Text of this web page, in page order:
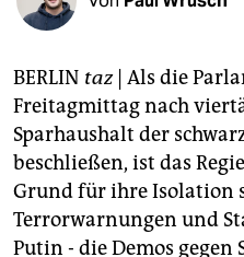
unterstützen
genossenschaft
epaper login
BERLIN taz| Als die
Freitagmittag nach
Sparhaushalt der
beschließen, ist das
Grund für ihre Isolation
Terrorwarnungen und
Putin - die Demos gegen